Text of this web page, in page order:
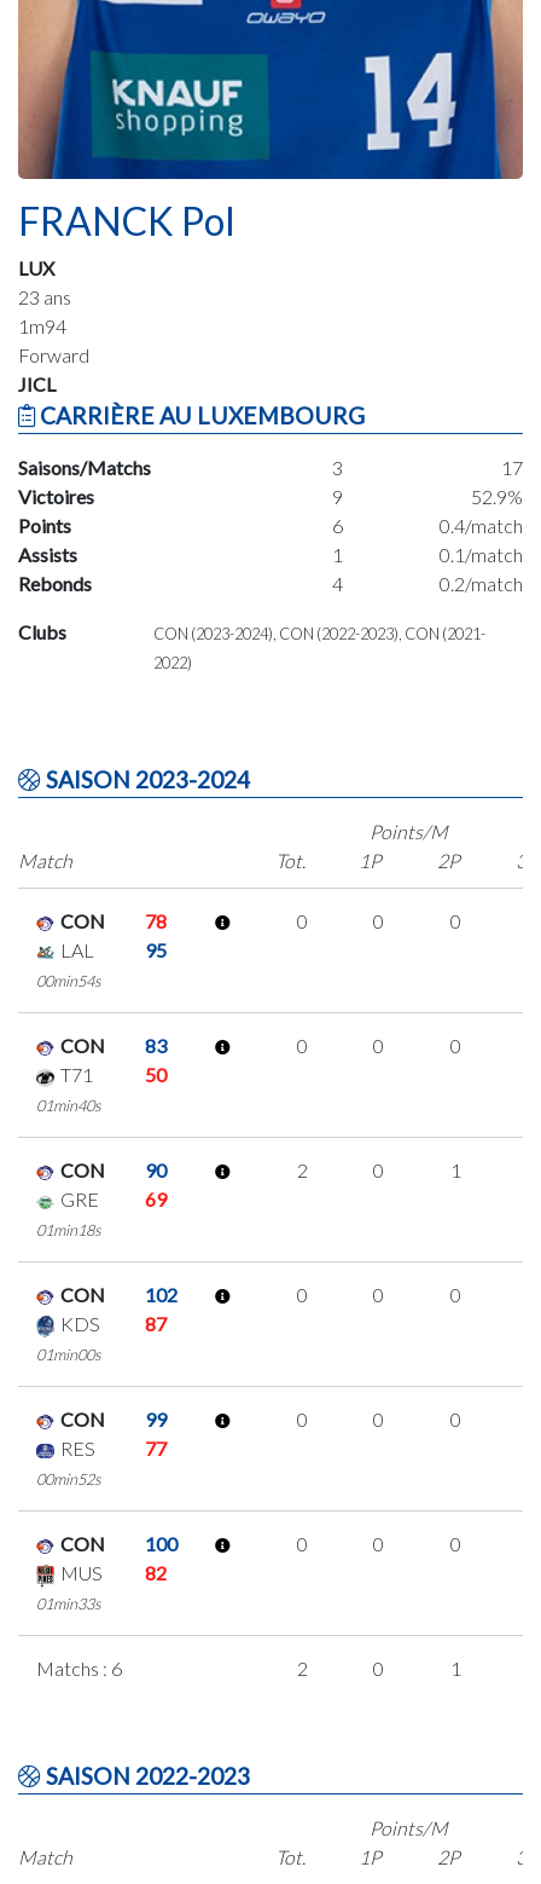
FRANCK Pol
LUX
23 ans
1m94
Forward
JICL
CARRIÈRE AU LUXEMBOURG
Saisons/Matchs 3
17
Victoires
9
52.9%
Points
6
0.4/match
Assists
1
0.1/match
Rebonds
4 0.2/match
Clubs
CON (2023-2024), CON (2022-2023), CON (2021-
2022)
SAISON 2023-2024
Match
Points/M
Tot.
1P 2P 3P
CON
78
LAL
95
00min54s
0 0 0
CON
83
T71
50
01min40s
0 0 0
CON
90
GRE
69
01min18s
2 0 1
CON
102
KDS
87
01min00s
0 0 0
CON
99
RES
77
00min52s
0 0 0
CON
100
MUS
82
01min33s
0 0 0
Matchs : 6 2 0 1
SAISON 2022-2023
Match
Points/M
Tot.
1P 2P 3P